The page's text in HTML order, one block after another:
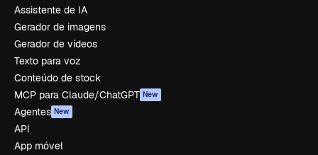
Assistente de IA
Gerador de imagens
Gerador de vídeos
Texto para voz
Conteúdo de stock
MCP para Claude/ChatGPT New
Agentes New
API
App móvel